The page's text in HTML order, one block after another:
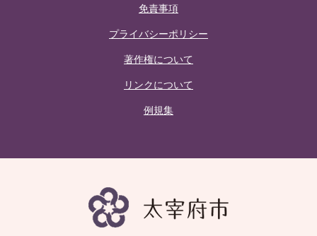
免責事項
プライバシーポリシー
著作権について
リンクについて
例規集